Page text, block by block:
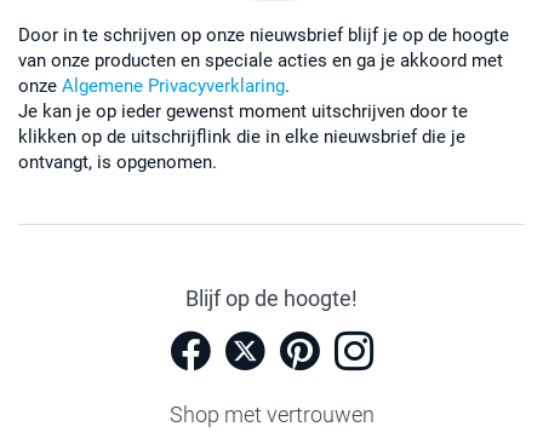
Door in te schrijven op onze nieuwsbrief blijf je op de hoogte
van onze producten en speciale acties en ga je akkoord met
onze Algemene Privacyverklaring.
Je kan je op ieder gewenst moment uitschrijven door te
klikken op de uitschrijflink die in elke nieuwsbrief die je
ontvangt, is opgenomen.
Blijf op de hoogte!
Shop met vertrouwen